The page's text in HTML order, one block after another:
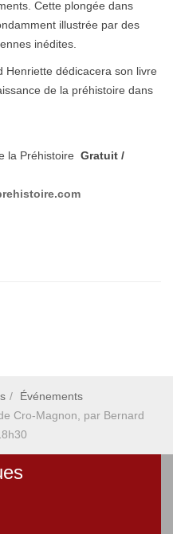
Cette plongée dans
illustrée par des
inédites.
Henriette dédicacera son livre
de la préhistoire dans
la Préhistoire Gratuit /
Événements
Cro-Magnon, par Bernard